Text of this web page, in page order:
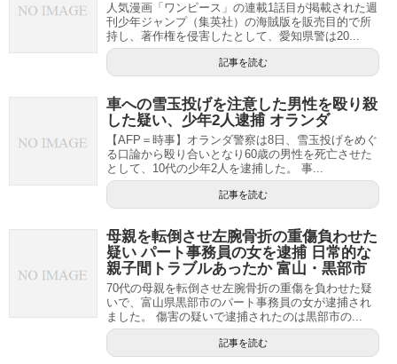
人気漫画「ワンピース」の連載1話目が掲載された週
刊少年ジャンプ（集英社）の海賊版を販売目的で所
持し、著作権を侵害したとして、愛知県警は20...
記事を読む
車への雪玉投げを注意した男性を殴り殺
した疑い、少年2人逮捕 オランダ
【AFP＝時事】オランダ警察は8日、雪玉投げをめぐ
る口論から殴り合いとなり60歳の男性を死亡させた
として、10代の少年2人を逮捕した。 事...
記事を読む
母親を転倒させ左腕骨折の重傷負わせた
疑い パート事務員の女を逮捕 日常的な
親子間トラブルあったか 富山・黒部市
70代の母親を転倒させ左腕骨折の重傷を負わせた疑
いで、富山県黒部市のパート事務員の女が逮捕され
ました。 傷害の疑いで逮捕されたのは黒部市の...
記事を読む